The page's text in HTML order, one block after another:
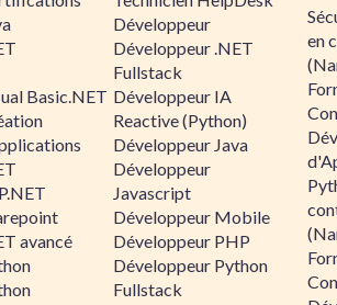
Basic.NET
avancé
Développeur
Développeur .NET
Fullstack
Développeur IA
Reactive (Python)
Développeur Java
Développeur
Javascript
Développeur Mobile
Développeur PHP
Développeur Python
Fullstack
en